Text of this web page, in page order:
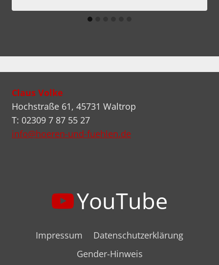
Claus Volke
Hochstraße 61, 45731 Waltrop
T: 02309 7 87 55 27
info@hoeren-und-fuehlen.de
YouTube
Impressum
Datenschutzerklärung
Gender-Hinweis